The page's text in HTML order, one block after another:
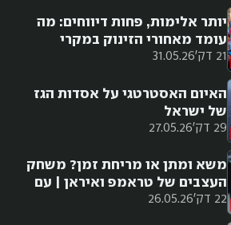
21 דק' 31.05.26
יותר אלימות, פחות דיווחים: מה
עומד מאחורי הזינוק במקרי
הלהט"בופוביה?
29 דק' 27.05.26
האיום האסטרטגי על אסדות הגז
של ישראל
22 דק' 26.05.26
משא ומתן או מריחת זמן? משחק
העצבים של טראמפ ואיראן | עם
רון בן ישי